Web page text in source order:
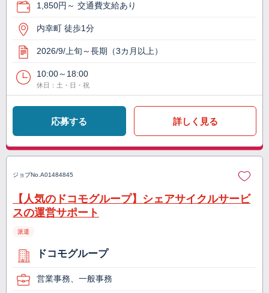
1,850円～ 交通費支給あり
内幸町 徒歩1分
2026/9/上旬～長期（3カ月以上）
10:00～18:00
休日：土・日・祝
応募する 詳しく見る
ジョブNo. A01484845
【人気のドコモグループ】シェアサイクルサービ
スの運営サポート
派遣
ドコモグループ
営業事務、一般事務